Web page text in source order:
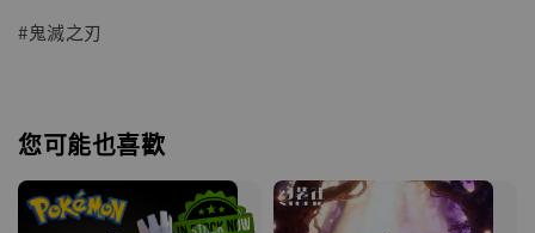
#鬼滅之刃
您可能也喜歡